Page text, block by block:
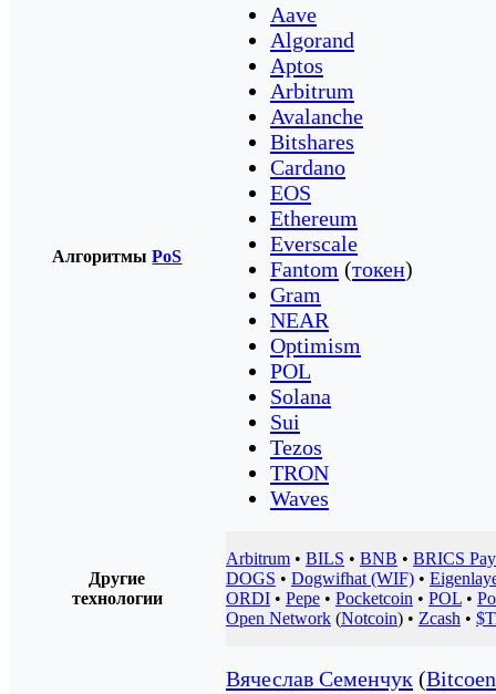
АлгоритмыPoS
Aave
Algorand
Aptos
Arbitrum
Avalanche
Bitshares
Cardano
EOS
Ethereum
Everscale
Fantom (токен)
Gram
NEAR
Optimism
POL
Solana
Sui
Tezos
TRON
Waves
Другие
технологии
Arbitrum • BILS • BNB • BRICS Pay
DOGS • Dogwifhat (WIF) •
ORDI • Pepe • Pocketcoin • POL •
Open Network (Notcoin) • Zcash •
Вячеслав Семенчук (Bitcoen